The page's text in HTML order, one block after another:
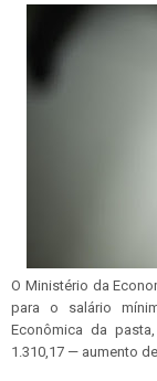
O Ministério da
para o salário
Econômica da
1.310,17 — aumento